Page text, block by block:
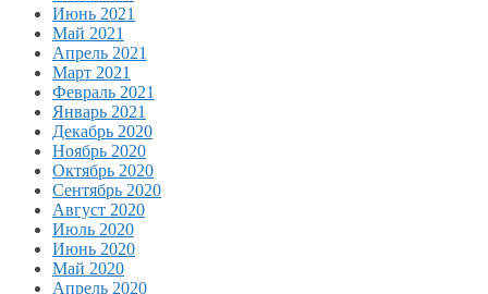
Июнь 2021
Май 2021
Апрель 2021
Март 2021
Февраль 2021
Январь 2021
Декабрь 2020
Ноябрь 2020
Октябрь 2020
Сентябрь 2020
Август 2020
Июль 2020
Июнь 2020
Май 2020
Апрель 2020